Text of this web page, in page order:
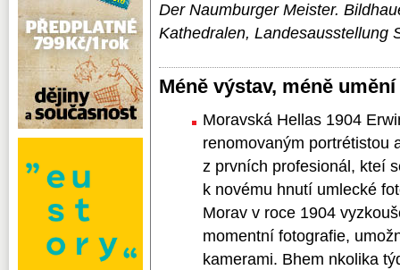
Der Naumburger Meister.
Kathedralen, Landesausstellung
Méně výstav, méně umění
Moravská Hellas 1904
renomovaným portrétistou
z prvních profesionál, kteí
k novému hnutí umlecké
Morav v roce 1904
momentní fotografie,
kamerami. Bhem nkolika